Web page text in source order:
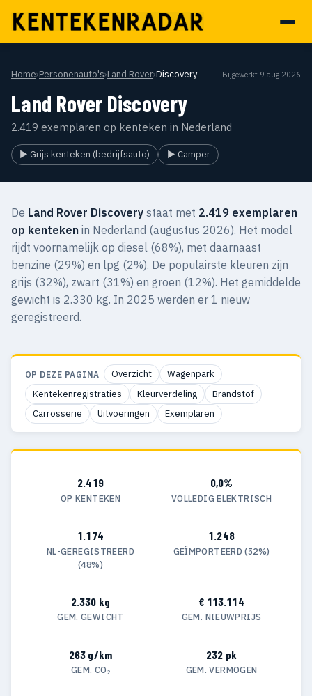
Home›Personenauto's›Land Rover›Discovery Bijgewerkt 9 aug 2026
Land Rover Discovery
2.419 exemplaren op kenteken in Nederland
▶ Grijs kenteken (bedrijfsauto) ▶ Camper
De Land Rover Discovery staat met 2.419 exemplaren
op kenteken in Nederland (augustus 2026). Het model
rijdt voornamelijk op diesel (68%), met daarnaast
benzine (29%) en lpg (2%). De populairste kleuren zijn
grijs (32%), zwart (31%) en groen (12%). Het gemiddelde
gewicht is 2.330 kg. In 2025 werden er 1 nieuw
geregistreerd.
OP DEZE PAGINA Overzicht
Wagenpark
Kentekenregistraties
Kleurverdeling
Brandstof
Carrosserie
Uitvoeringen Exemplaren
2.419
OP KENTEKEN
0,0%
VOLLEDIG ELEKTRISCH
1.174
NL-GEREGISTREERD
(48%)
1.248
GEÏMPORTEERD (52%)
2.330 kg
GEM. GEWICHT
€ 113.114
GEM. NIEUWPRIJS
263 g/km
GEM. CO₂
232 pk
GEM. VERMOGEN